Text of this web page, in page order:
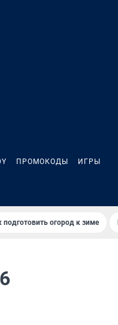
ПРОМОКОДЫ ИГРЫ
подготовить огород к зиме